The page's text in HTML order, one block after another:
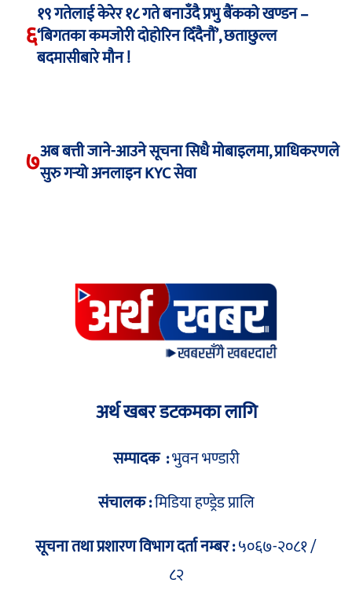
६
१९ गतेलाई केरेर १८ गते बनाउँदै प्रभु बैंकको खण्डन –
‘बिगतका कमजोरी दोहोरिन दिँदैनौं’, छताछुल्ल
बदमासीबारे मौन !
७अब बत्ती जाने-आउने सूचना सिधै मोबाइलमा, प्राधिकरणले
सुरु गर्‍यो अनलाइन KYC सेवा
अर्थ खबर डटकमका लागि
सम्पादक :भुवन भण्डारी
संचालक :मिडिया हण्ड्रेड प्रालि
सूचना तथा प्रशारण विभाग दर्ता नम्बर :५०६७-२०८१ /
८२